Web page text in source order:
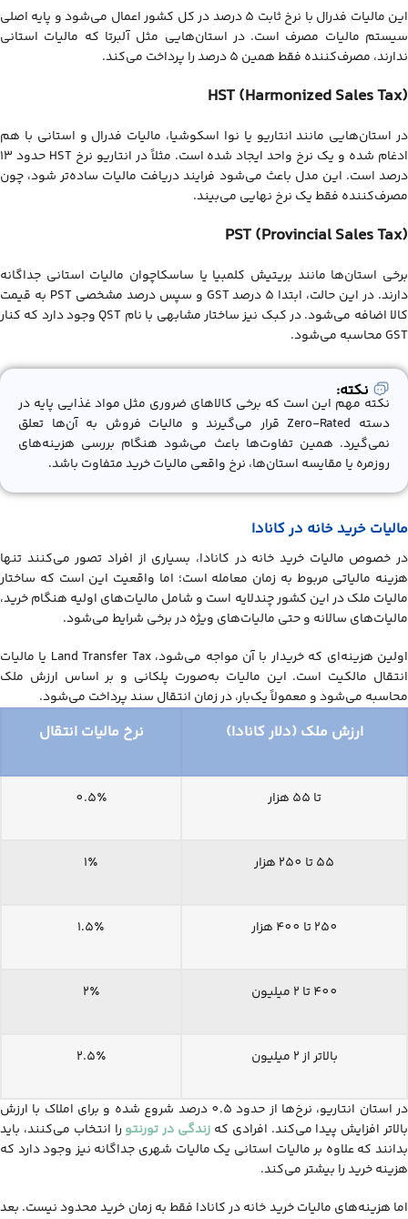
این مالیات فدرال با نرخ ثابت 5 درصد در کل کشور اعمال می‌شود و پایه اصلی
سیستم مالیات مصرف است. در استان‌هایی مثل آلبرتا که مالیات استانی
ندارند، مصرف‌کننده فقط همین 5 درصد را پرداخت می‌کند.
HST (Harmonized Sales Tax)
در استان‌هایی مانند انتاریو یا نوا اسکوشیا، مالیات فدرال و استانی با هم
ادغام شده و یک نرخ واحد ایجاد شده است. مثلاً در انتاریو نرخ HST حدود 13
درصد است. این مدل باعث می‌شود فرایند دریافت مالیات ساده‌تر شود، چون
مصرف‌کننده فقط یک نرخ نهایی می‌بیند.
PST (Provincial Sales Tax)
برخی استان‌ها مانند بریتیش کلمبیا یا ساسکاچوان مالیات استانی جداگانه
دارند. در این حالت، ابتدا 5 درصد GST و سپس درصد مشخصی PST به قیمت
کالا اضافه می‌شود. در کبک نیز ساختار مشابهی با نام QST وجود دارد که کنار
GST محاسبه می‌شود.
نکته:
نکته مهم این است که برخی کالاهای ضروری مثل مواد غذایی پایه در
دسته Zero-Rated قرار می‌گیرند و مالیات فروش به آن‌ها تعلق
نمی‌گیرد. همین تفاوت‌ها باعث می‌شود هنگام بررسی هزینه‌های
روزمره یا مقایسه استان‌ها، نرخ واقعی مالیات خرید متفاوت باشد.
مالیات خرید خانه در کانادا
در خصوص مالیات خرید خانه در کانادا، بسیاری از افراد تصور می‌کنند تنها
هزینه مالیاتی مربوط به زمان معامله است؛ اما واقعیت این است که ساختار
مالیات ملک در این کشور چندلایه است و شامل مالیات‌های اولیه هنگام خرید،
مالیات‌های سالانه و حتی مالیات‌های ویژه در برخی شرایط می‌شود.
اولین هزینه‌ای که خریدار با آن مواجه می‌شود، Land Transfer Tax یا مالیات
انتقال مالکیت است. این مالیات به‌صورت پلکانی و بر اساس ارزش ملک
محاسبه می‌شود و معمولاً یک‌بار، در زمان انتقال سند پرداخت می‌شود.
ارزش ملک (دلار کانادا) نرخ مالیات انتقال
تا 55 هزار 0.5٪
55 تا 250 هزار 1٪
250 تا 400 هزار 1.5٪
400 تا 2 میلیون 2٪
بالاتر از 2 میلیون 2.5٪
در استان انتاریو، نرخ‌ها از حدود 0.5 درصد شروع شده و برای املاک با ارزش
بالاتر افزایش پیدا می‌کند. افرادی که زندگی در تورنتو را انتخاب می‌کنند، باید
بدانند که علاوه بر مالیات استانی یک مالیات شهری جداگانه نیز وجود دارد که
هزینه خرید را بیشتر می‌کند.
اما هزینه‌های مالیات خرید خانه در کانادا فقط به زمان خرید محدود نیست. بعد